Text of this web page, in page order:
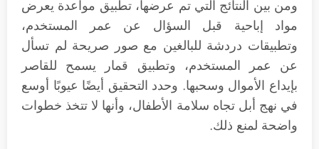
ومن بين النتائج التي تم عرضها، تطبيق مواعدة يعرض
مواد إباحية قبل السؤال عن عمر المستخدم،
وتطبيقات دردشة للبالغين مع صور صريحة لم تسأل
عن عمر المستخدم، وتطبيق قمار يسمح للقاصر
بإيداع الأموال وسحبها. وحدد التحقيق أيضًا عيوبًا أوسع
في نهج أبل تجاه سلامة الأطفال، وأنها لا تتخذ خطوات
واضحة لمنع ذلك.